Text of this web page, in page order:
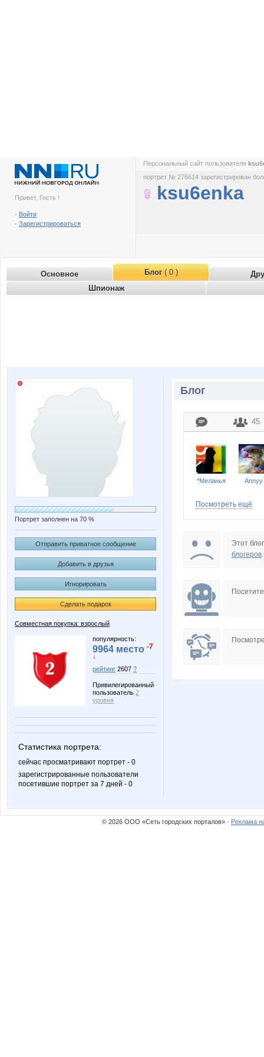
Привет, Гость !
- Войти
- Зарегистрироваться
Персональный сайт пользователя
портрет № 276614 зарегистрирован
ksu6enka
Основное Блог( 0 )
Шпионаж
Портрет заполнен на 70 %
Отправить приватное сообщение
Добавить в друзья
Игнорировать
Сделать подарок
Совместная покупка: взрослый
популярность:
9964 место -7
↓
рейтинг 2607 ?
Привилегированный
пользователь 2
уровня
Статистика портрета:
сейчас просматривают портрет - 0
зарегистрированные пользователи
посетившие портрет за 7 дней - 0
Блог
45
*Меланья Annyy
Sasha47
guv julia-
Посмотреть ещё
Этот
блогеров.
© 2026 ООО «Сеть городских порталов» · Реклама